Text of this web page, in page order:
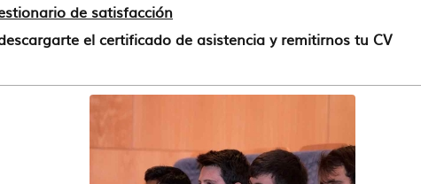
de satisfacción
el certificado de asistencia y remitirnos tu CV